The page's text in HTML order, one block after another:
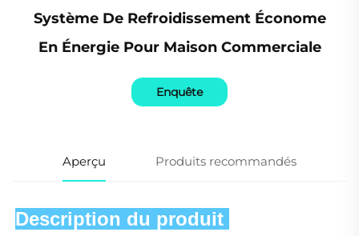
Système De Refroidissement Économe
En Énergie Pour Maison Commerciale
Enquête
Aperçu Produits recommandés
Description du produit